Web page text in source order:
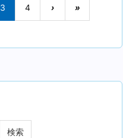
3 4 › »
検索